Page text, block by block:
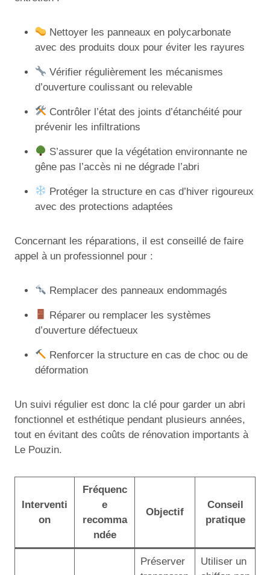
Nettoyer les panneaux en polycarbonate
avec des produits doux pour éviter les rayures
Vérifier régulièrement les mécanismes
d’ouverture coulissant ou relevable
Contrôler l’état des joints d’étanchéité pour
prévenir les infiltrations
S’assurer que la végétation environnante ne
gêne pas l’accès ni ne dégrade l’abri
Protéger la structure en cas d’hiver rigoureux
avec des protections adaptées
Concernant les réparations, il est conseillé de faire
appel à un professionnel pour :
Remplacer des panneaux endommagés
Réparer ou remplacer les systèmes
d’ouverture défectueux
Renforcer la structure en cas de choc ou de
déformation
Un suivi régulier est donc la clé pour garder un abri
fonctionnel et esthétique pendant plusieurs années,
tout en évitant des coûts de rénovation importants à
Le Pouzin.
Interventi
on
Fréquenc
e
recomma
ndée
Objectif
Conseil
pratique
Préserver
Utiliser un